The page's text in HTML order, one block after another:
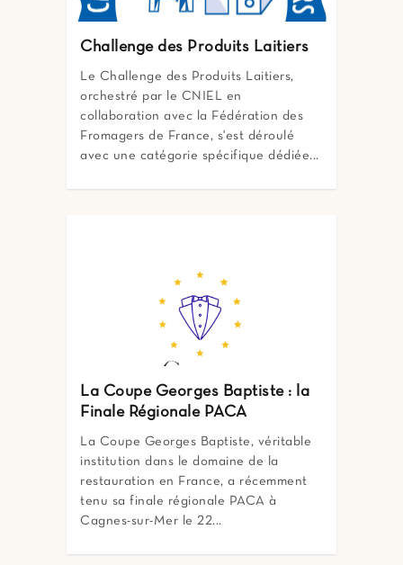
Challenge des Produits Laitiers
Le Challenge des Produits Laitiers,
orchestré par le CNIEL en
collaboration avec la Fédération des
Fromagers de France, s'est déroulé
avec une catégorie spécifique dédiée...
La Coupe Georges Baptiste : la
Finale Régionale PACA
La Coupe Georges Baptiste, véritable
institution dans le domaine de la
restauration en France, a récemment
tenu sa finale régionale PACA à
Cagnes-sur-Mer le 22...